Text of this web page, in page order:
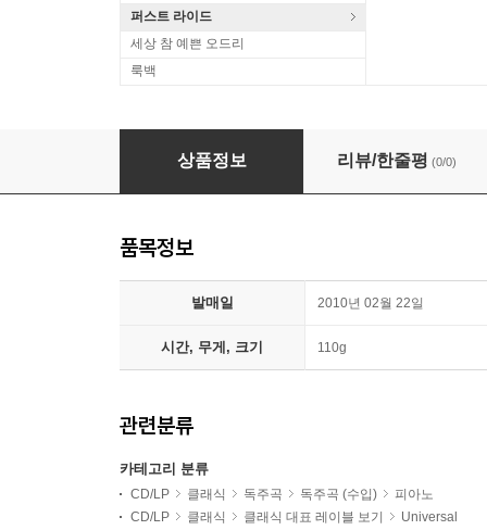
퍼스트 라이드
세상 참 예쁜 오드리
룩백
이보 포고렐리치가 연주하는 베토벤 / 쇼팽 /
상품정보 리뷰/한줄평 (0/0)
품목정보
발매일 2010년 02월 22일
시간, 무게, 크기 110g
관련분류
카테고리 분류
CD/LP 클래식 독주곡 독주곡 (수입)
피아노
CD/LP
클래식 클래식 대표 레이블 보기
Universal